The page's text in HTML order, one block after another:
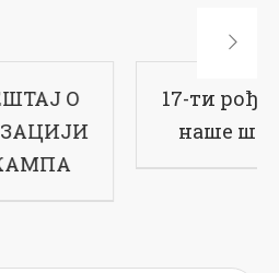
17-ти рођендан
наше школе